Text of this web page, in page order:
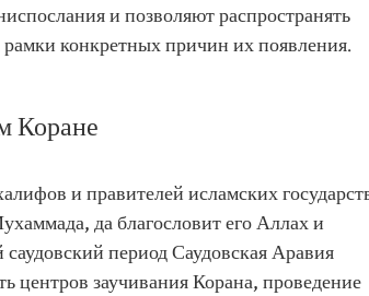
и позволяют распространять
конкретных причин их появления.
Коране
и правителей исламских
да благословит его Аллах и
период Саудовская Аравия
центров заучивания Корана, проведение